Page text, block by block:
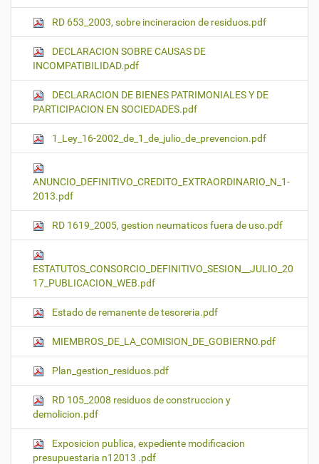
RD 653_2003, sobre incineracion de residuos.pdf
DECLARACION SOBRE CAUSAS DE
INCOMPATIBILIDAD.pdf
DECLARACION DE BIENES PATRIMONIALES Y DE
PARTICIPACION EN SOCIEDADES.pdf
1_Ley_16-2002_de_1_de_julio_de_prevencion.pdf
ANUNCIO_DEFINITIVO_CREDITO_EXTRAORDINARIO_N_1-
2013.pdf
RD 1619_2005, gestion neumaticos fuera de uso.pdf
ESTATUTOS_CONSORCIO_DEFINITIVO_SESION__JULIO_20
17_PUBLICACION_WEB.pdf
Estado de remanente de tesoreria.pdf
MIEMBROS_DE_LA_COMISION_DE_GOBIERNO.pdf
Plan_gestion_residuos.pdf
RD 105_2008 residuos de construccion y
demolicion.pdf
Exposicion publica, expediente modificacion
presupuestaria n12013 .pdf